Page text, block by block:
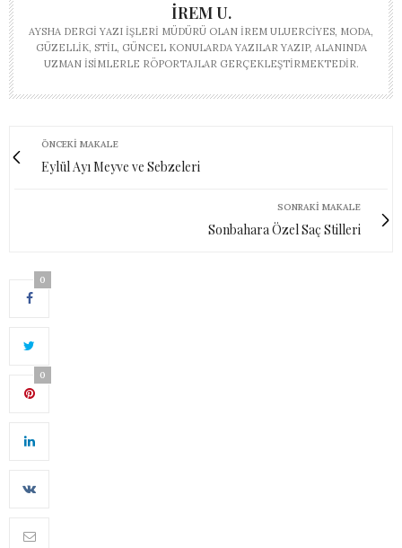
İREM U.
AYSHA DERGI YAZI İŞLERI MÜDÜRÜ OLAN İREM ULUERCIYES, MODA,
GÜZELLIK, STIL, GÜNCEL KONULARDA YAZILAR YAZIP, ALANINDA
UZMAN ISIMLERLE RÖPORTAJLAR GERÇEKLEŞTIRMEKTEDIR.
ÖNCEKI MAKALE
Eylül Ayı Meyve ve Sebzeleri
SONRAKI MAKALE
Sonbahara Özel Saç Stilleri
0
0